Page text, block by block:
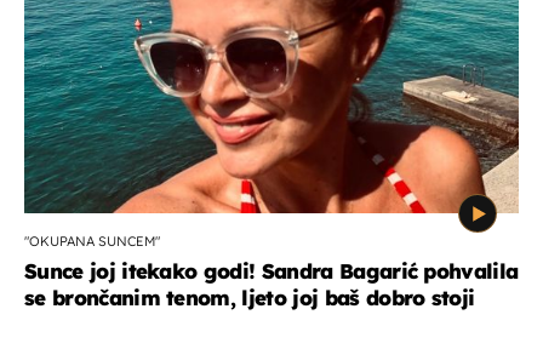
"OKUPANA SUNCEM"
Sunce joj itekako godi! Sandra Bagarić pohvalila
se brončanim tenom, ljeto joj baš dobro stoji